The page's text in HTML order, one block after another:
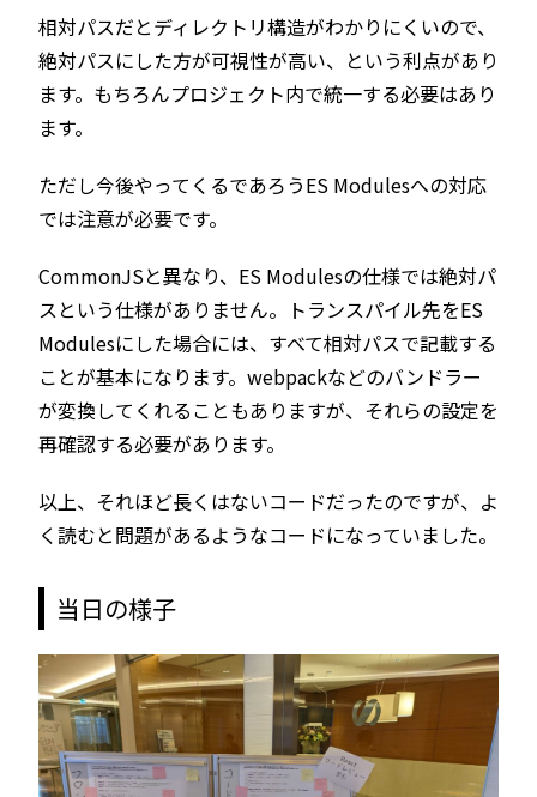
相対パスだとディレクトリ構造がわかりにくいので、
絶対パスにした方が可視性が高い、という利点があり
ます。もちろんプロジェクト内で統一する必要はあり
ます。
ただし今後やってくるであろうES Modulesへの対応
では注意が必要です。
CommonJSと異なり、ES Modulesの仕様では絶対パ
スという仕様がありません。トランスパイル先をES
Modulesにした場合には、すべて相対パスで記載する
ことが基本になります。webpackなどのバンドラー
が変換してくれることもありますが、それらの設定を
再確認する必要があります。
以上、それほど長くはないコードだったのですが、よ
く読むと問題があるようなコードになっていました。
当日の様子